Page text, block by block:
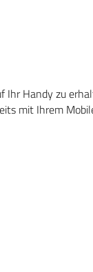
Ihr Handy zu
mit Ihrem